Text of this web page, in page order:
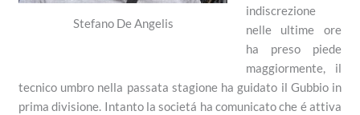
Stefano De Angelis
indiscrezione
nelle ultime ore
ha preso piede
maggiormente, il
tecnico umbro nella passata stagione ha guidato il Gubbio in
prima divisione. Intanto la societá ha comunicato che é attiva